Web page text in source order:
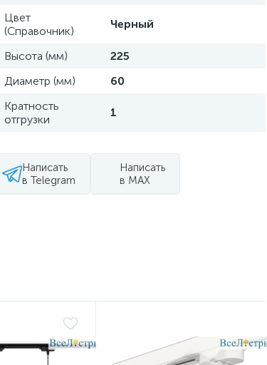
Цвет
(Справочник)
Черный
Высота (мм)
225
Диаметр (мм)
60
Кратность
отгрузки
1
Написать
в Telegram
Написать
в MAX